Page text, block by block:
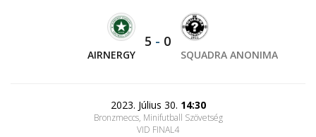
AIRNERGY
5 - 0
SQUADRA ANONIMA
2023. Július 30. 14:30
Bronzmeccs, Minifutball Szövetség
VID FINAL4